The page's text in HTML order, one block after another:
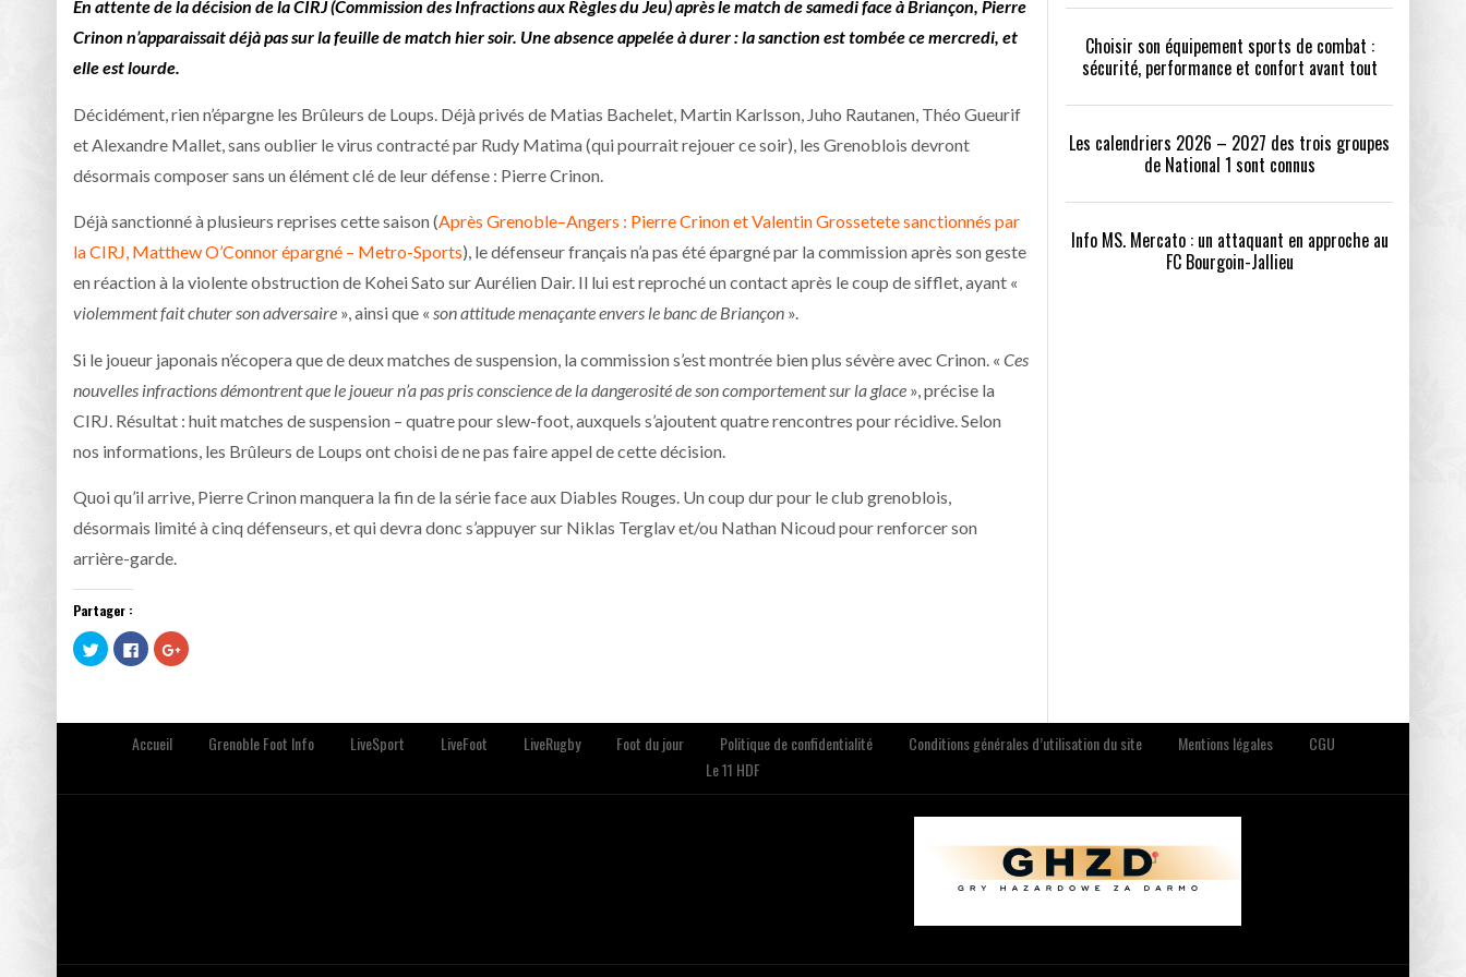
En attente de la décision de la CIRJ (Commission des Infractions aux Règles du Jeu) après le match de samedi face à Briançon, Pierre
Crinon n’apparaissait déjà pas sur la feuille de match hier soir. Une absence appelée à durer : la sanction est tombée ce mercredi, et
elle est lourde.
Décidément, rien n’épargne les Brûleurs de Loups. Déjà privés de Matias Bachelet, Martin Karlsson, Juho Rautanen, Théo Gueurif
et Alexandre Mallet, sans oublier le virus contracté par Rudy Matima (qui pourrait rejouer ce soir), les Grenoblois devront
désormais composer sans un élément clé de leur défense : Pierre Crinon.
Déjà sanctionné à plusieurs reprises cette saison (Après Grenoble–Angers : Pierre Crinon et Valentin Grossetete sanctionnés par
la CIRJ, Matthew O’Connor épargné – Metro-Sports), le défenseur français n’a pas été épargné par la commission après son geste
en réaction à la violente obstruction de Kohei Sato sur Aurélien Dair. Il lui est reproché un contact après le coup de sifflet, ayant «
violemment fait chuter son adversaire », ainsi que « son attitude menaçante envers le banc de Briançon ».
Si le joueur japonais n’écopera que de deux matches de suspension, la commission s’est montrée bien plus sévère avec Crinon. « Ces
nouvelles infractions démontrent que le joueur n’a pas pris conscience de la dangerosité de son comportement sur la glace », précise la
CIRJ. Résultat : huit matches de suspension – quatre pour slew-foot, auxquels s’ajoutent quatre rencontres pour récidive. Selon
nos informations, les Brûleurs de Loups ont choisi de ne pas faire appel de cette décision.
Quoi qu’il arrive, Pierre Crinon manquera la fin de la série face aux Diables Rouges. Un coup dur pour le club grenoblois,
désormais limité à cinq défenseurs, et qui devra donc s’appuyer sur Niklas Terglav et/ou Nathan Nicoud pour renforcer son
arrière-garde.
Partager :
Cliquez
pour
partager
une
nouvelle
fenêtre)
Cliquez
pour
partager
une
nouvelle
fenêtre)
Cliquez
pour
dans
nouvelle
Choisir son équipement sports de combat :
sécurité, performance et confort avant tout
Les calendriers 2026 – 2027 des trois groupes
de National 1 sont connus
Info MS. Mercato : un attaquant en approche au
FC Bourgoin-Jallieu
Accueil Grenoble Foot Info LiveSport LiveFoot LiveRugby Foot du jour Politique de confidentialité Conditions générales d’utilisation du site Mentions légales
CGU
Le 11 HDF